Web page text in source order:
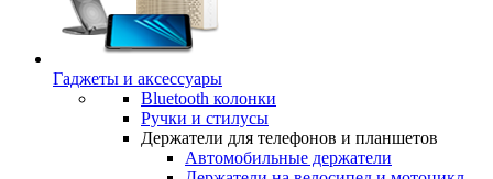
Гаджеты и аксессуары
Bluetooth колонки
Ручки и стилусы
Держатели для телефонов и планшетов
Автомобильные держатели